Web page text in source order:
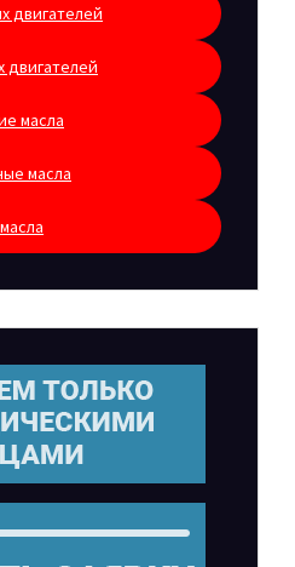
двигателей
двигателей
масла
масла